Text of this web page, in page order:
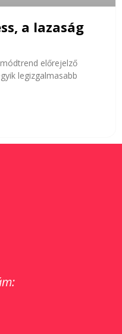
a lazaság
előrejelző
legizgalmasabb